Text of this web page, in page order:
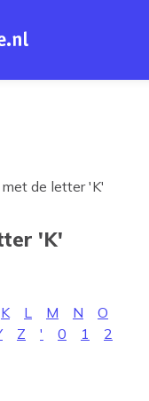
de letter 'K'
'K'
K L M N
O
Z ' 0 1
2